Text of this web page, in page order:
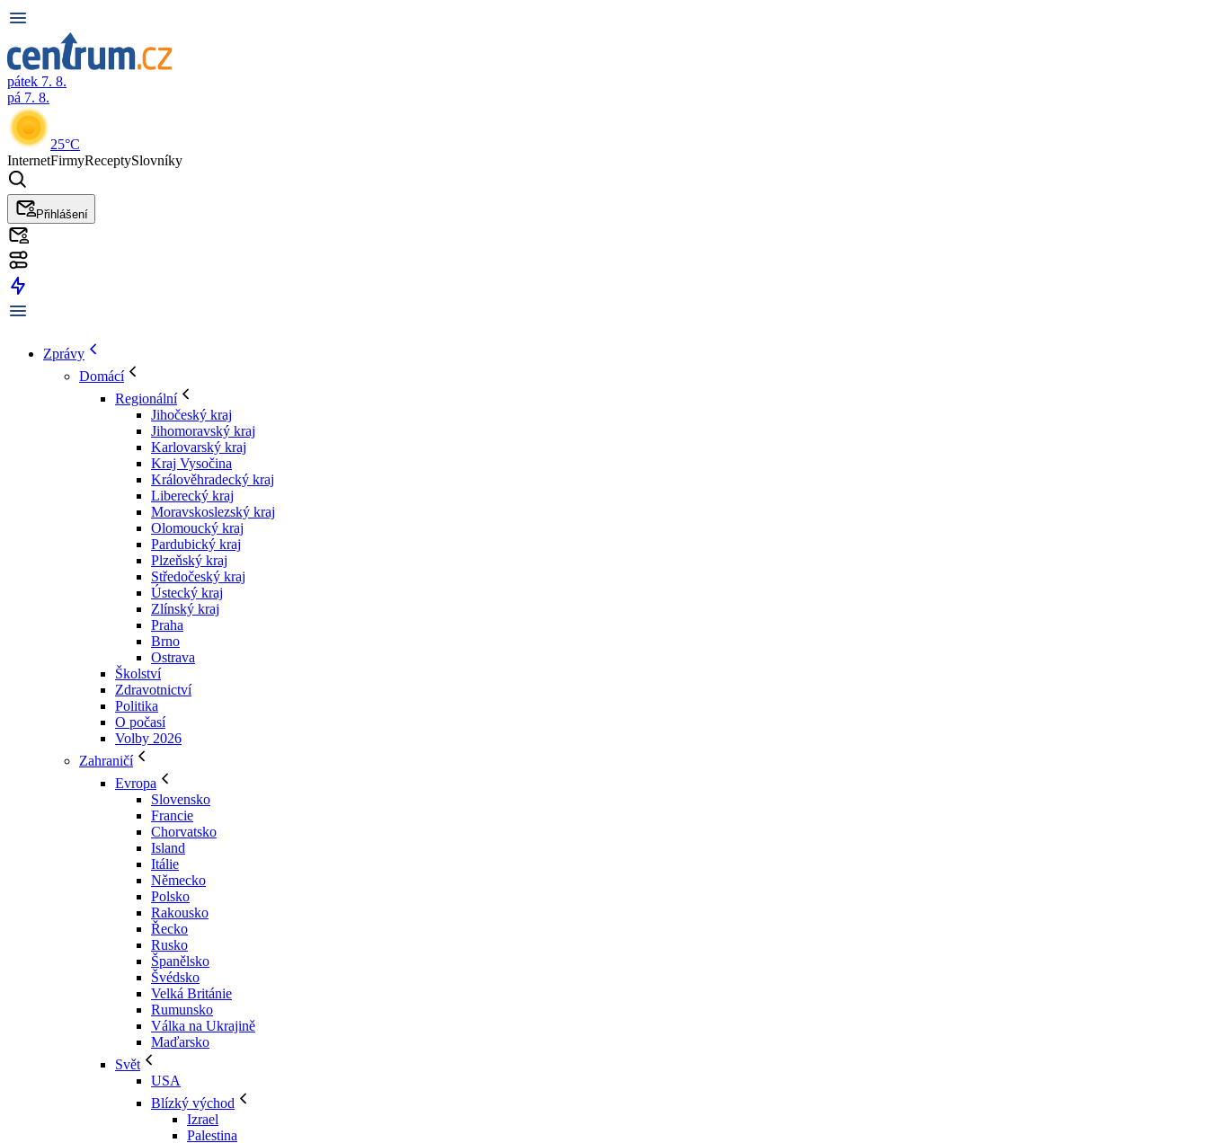
pátek 7. 8.
pá 7. 8.
25°C
InternetFirmyReceptySlovníky
Přihlášení
Zprávy
Domácí
Regionální
Jihočeský kraj
Jihomoravský kraj
Karlovarský kraj
Kraj Vysočina
Králověhradecký kraj
Liberecký kraj
Moravskoslezský kraj
Olomoucký kraj
Pardubický kraj
Plzeňský kraj
Středočeský kraj
Ústecký kraj
Zlínský kraj
Praha
Brno
Ostrava
Školství
Zdravotnictví
Politika
O počasí
Volby 2026
Zahraničí
Evropa
Slovensko
Francie
Chorvatsko
Island
Itálie
Německo
Polsko
Rakousko
Řecko
Rusko
Španělsko
Švédsko
Velká Británie
Rumunsko
Válka na Ukrajině
Maďarsko
Svět
USA
Blízký východ
Izrael
Palestina